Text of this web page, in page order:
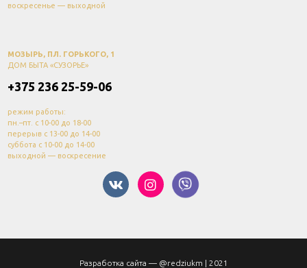
воскресенье — выходной
МОЗЫРЬ, ПЛ. ГОРЬКОГО, 1
ДОМ БЫТА «СУЗОРЬЕ»
+375 236 25-59-06
режим работы:
пн.–пт. с 10-00 до 18-00
перерыв с 13-00 до 14-00
суббота с 10-00 до 14-00
выходной — воскресение
Разработка сайта — @redziukm | 2021